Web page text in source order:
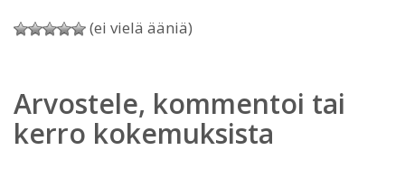
(ei vielä ääniä)
Arvostele, kommentoi tai
kerro kokemuksista